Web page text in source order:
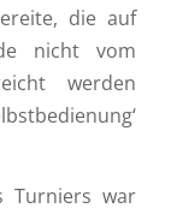
die auf
nicht vom
werden
Turniers war